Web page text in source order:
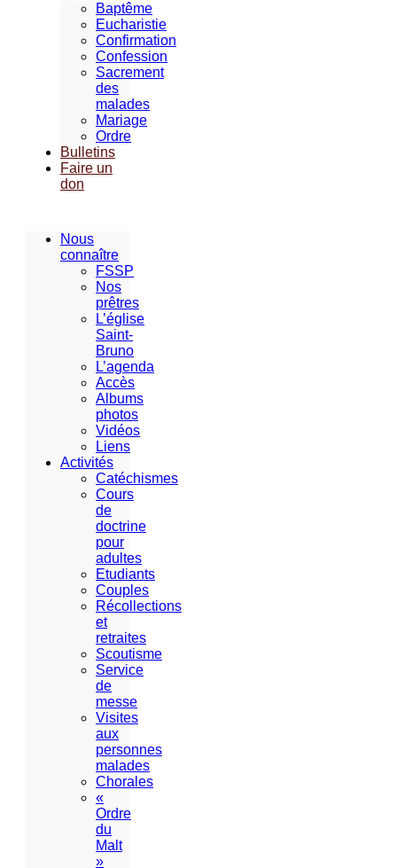
Baptême
Eucharistie
Confirmation
Confession
Sacrement
des
malades
Mariage
Ordre
Bulletins
Faire un
don
Nous
connaître
FSSP
Nos
prêtres
L’église
Saint-
Bruno
L’agenda
Accès
Albums
photos
Vidéos
Liens
Activités
Catéchismes
Cours
de
doctrine
pour
adultes
Etudiants
Couples
Récollections
et
retraites
Scoutisme
Service
de
messe
Visites
aux
personnes
malades
Chorales
«
Ordre
du
Malt
»